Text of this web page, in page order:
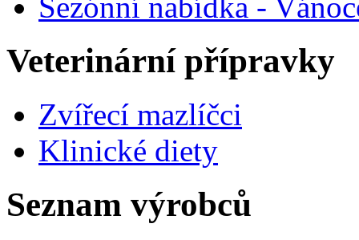
Sezónní nabídka -
Veterinární přípravky
Zvířecí mazlíčci
Klinické diety
Seznam výrobců